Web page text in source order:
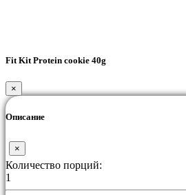
Fit Kit Protein cookie 40g
×
Описание
×
Количество порций:
1